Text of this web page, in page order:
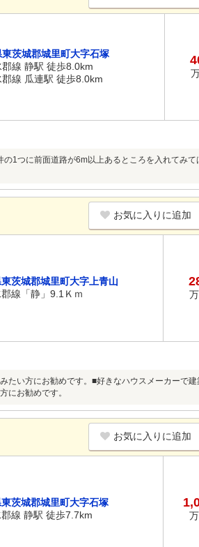
茨城郡城里町大字石塚
郡線 静駅 徒歩8.0km
郡線 瓜連駅 徒歩8.0km
の1つに前面道路が6m以上あるところを入れてみ
お気に入りに追加
茨城郡城里町大字上青山
郡線「静」9.1Ｋｍ
たい方にお勧めです。■好きなハウスメーカーで
にお勧めです。
お気に入りに追加
茨城郡城里町大字石塚
郡線 静駅 徒歩7.7km